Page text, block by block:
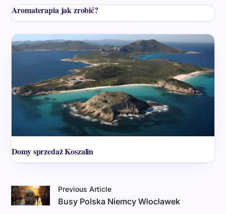
Aromaterapia jak zrobić?
Domy sprzedaż Koszalin
Previous Article
Busy Polska Niemcy Włocławek